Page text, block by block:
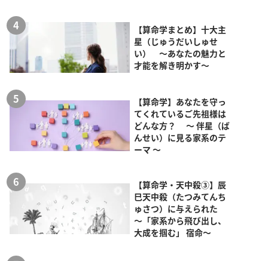
【算命学まとめ】十大主
星（じゅうだいしゅせ
い） ～あなたの魅力と
才能を解き明かす～
【算命学】あなたを守っ
てくれているご先祖様は
どんな方？ ～ 伴星（ば
んせい）に見る家系のテ
ーマ ～
【算命学・天中殺③】辰
巳天中殺（たつみてんち
ゅさつ）に与えられた
～「家系から飛び出し、
大成を掴む」 宿命～